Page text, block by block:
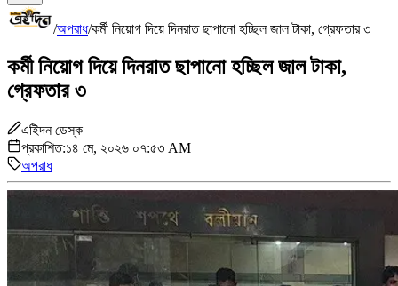
/অপরাধ/কর্মী নিয়োগ দিয়ে দিনরাত ছাপানো হচ্ছিল জাল টাকা, গ্রেফতার ৩
কর্মী নিয়োগ দিয়ে দিনরাত ছাপানো হচ্ছিল জাল টাকা,
গ্রেফতার ৩
এইিদন ডেস্ক
প্রকাশিত:১৪ মে, ২০২৬ ০৭:৫৩ AM
অপরাধ